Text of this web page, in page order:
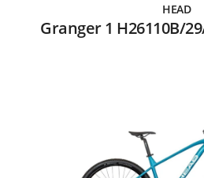
HEAD
Granger 1 H26110B/